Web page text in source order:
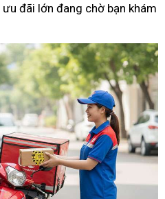
đãi lớn đang chờ bạn khám